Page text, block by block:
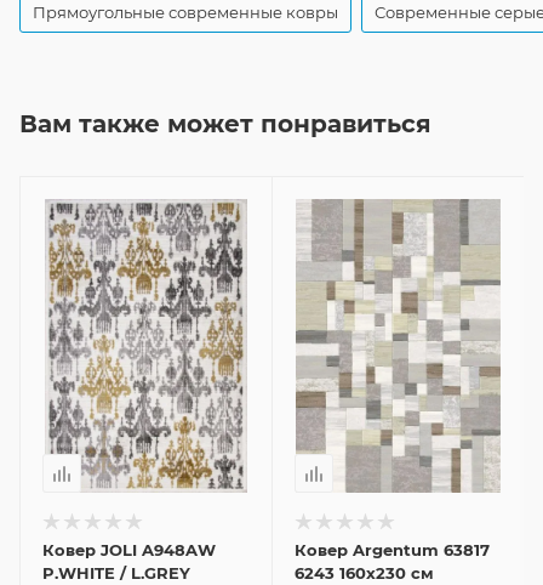
Прямоугольные современные ковры Современные
Вам также может понравиться
Ковер JOLI A948AW
P.WHITE / L.GREY
Ковер Argentum 63817
6243 160x230 см